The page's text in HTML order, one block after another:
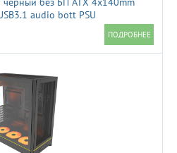
audio bott PSU